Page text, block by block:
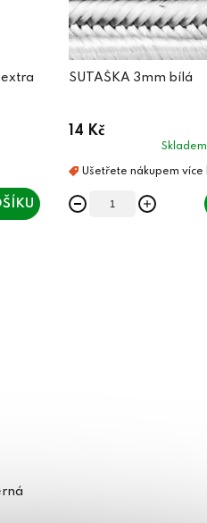
SUTAŠKA 3mm bílá
14 Kč
Skladem